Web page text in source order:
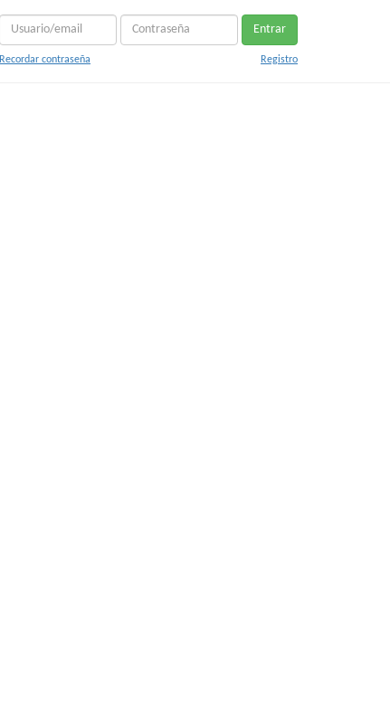
Entrar
Recordar contraseña Registro